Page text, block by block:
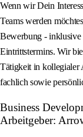
Wenn wir Dein
Teams werden
Bewerbung - inklusive
Eintrittstermins. Wir
Tätigkeit in kollegialer
fachlich sowie
Business
Arbeitgeber: